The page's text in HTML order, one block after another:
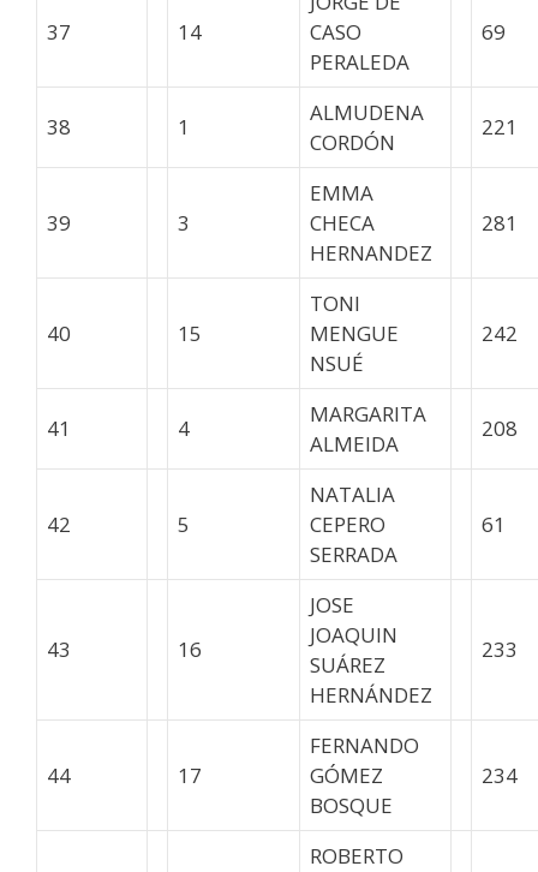
37 14
CASO
PERALEDA
69
38 1
ALMUDENA
CORDÓN
221
39 3
EMMA
CHECA
HERNANDEZ
281
40 15
TONI
MENGUE
NSUÉ
242
41 4
MARGARITA
ALMEIDA
208
42 5
NATALIA
CEPERO
SERRADA
61
43 16
JOSE
JOAQUIN
SUÁREZ
HERNÁNDEZ
233
44 17
FERNANDO
GÓMEZ
BOSQUE
234
ROBERTO